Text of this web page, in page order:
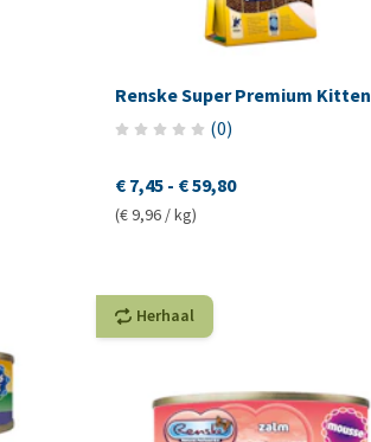
Renske Super Premium Kitten
(0)
€ 7,45- € 59,80
(€ 9,96 / kg)
Herhaal